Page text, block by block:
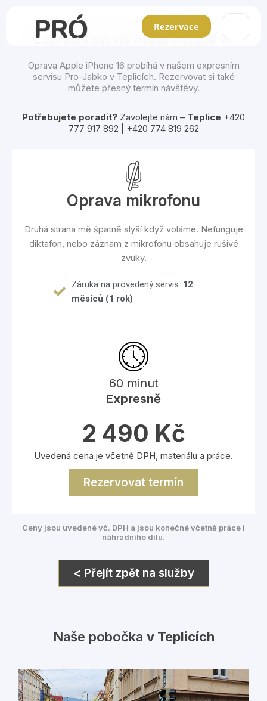
Rezervace
Expresní servis Apple iPhone 16
Oprava Apple iPhone 16 probíhá v našem expresním
servisu Pro-Jabko v Teplicích. Rezervovat si také
můžete přesný termín návštěvy.
Potřebujete poradit? Zavolejte nám – Teplice +420
777 917 892 | +420 774 819 262
Oprava mikrofonu
Druhá strana mě špatně slyší když voláme. Nefunguje
diktafon, nebo záznam z mikrofonu obsahuje rušivé
zvuky.
Záruka na provedený servis: 12
měsíců (1 rok)
60 minut
Expresně
2 490 Kč
Uvedená cena je včetně DPH, materiálu a práce.
Rezervovat termín
Ceny jsou uvedené vč. DPH a jsou konečné včetně práce i
náhradního dílu.
< Přejít zpět na služby
Naše pobočka v Teplicích